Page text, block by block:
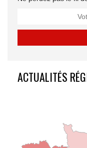
ACTUALITÉS